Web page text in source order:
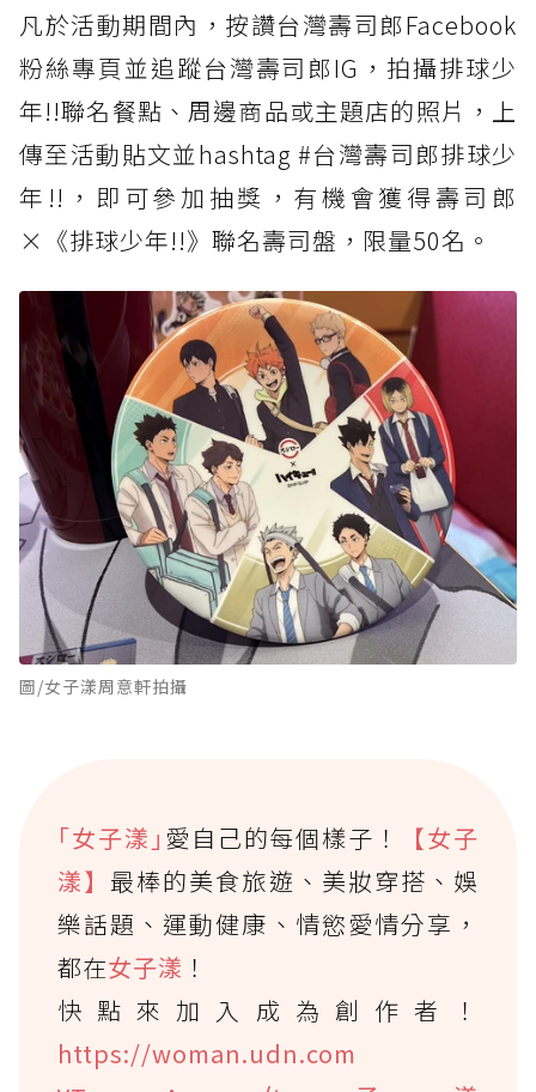
凡於活動期間內，按讚台灣壽司郎Facebook
粉絲專頁並追蹤台灣壽司郎IG，拍攝排球少
年!!聯名餐點、周邊商品或主題店的照片，上
傳至活動貼文並hashtag #台灣壽司郎排球少
年!!，即可參加抽獎，有機會獲得壽司郎
×《排球少年!!》聯名壽司盤，限量50名。
圖/女子漾周意軒拍攝
｢女子漾｣ 愛自己的每個樣子！
【女子
漾】最棒的美食旅遊、美妝穿搭、娛
樂話題、運動健康、情慾愛情分享，
都在女子漾 ！
快點來加入成為創作者！
https://woman.udn.com